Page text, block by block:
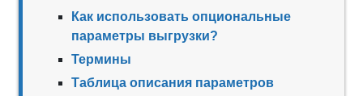
Как использовать опциональные
параметры выгрузки?
Термины
Таблица описания параметров